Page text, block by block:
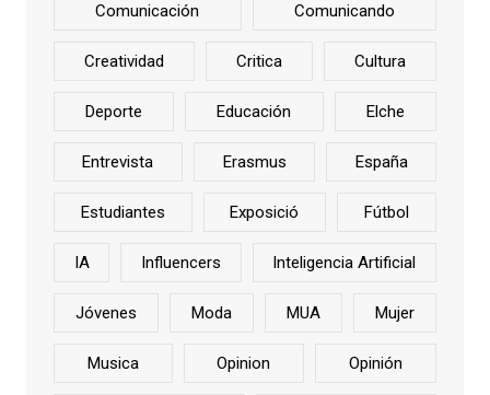
Comunicación Comunicando
Creatividad Critica Cultura
Deporte Educación Elche
Entrevista Erasmus España
Estudiantes Exposició Fútbol
IA Influencers Inteligencia Artificial
Jóvenes Moda MUA Mujer
Musica Opinion Opinión